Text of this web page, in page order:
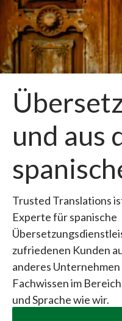
und aus
Trusted Translations
Experte für spanische
zufriedenen Kunden
anderes
Fachwissen im
und Sprache wie wir.